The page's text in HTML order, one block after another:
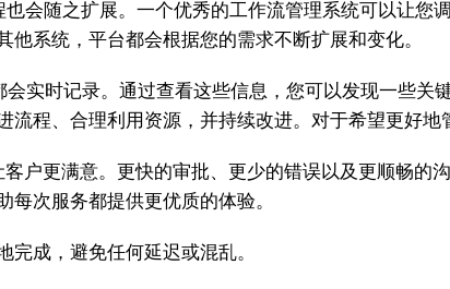
会随之扩展。一个优秀的工作流管理系统可以让您
系统，平台都会根据您的需求不断扩展和变化。
实时记录。通过查看这些信息，您可以发现一些关
流程、合理利用资源，并持续改进。对于希望更好
户更满意。更快的审批、更少的错误以及更顺畅的
次服务都提供更优质的体验。
成，避免任何延迟或混乱。